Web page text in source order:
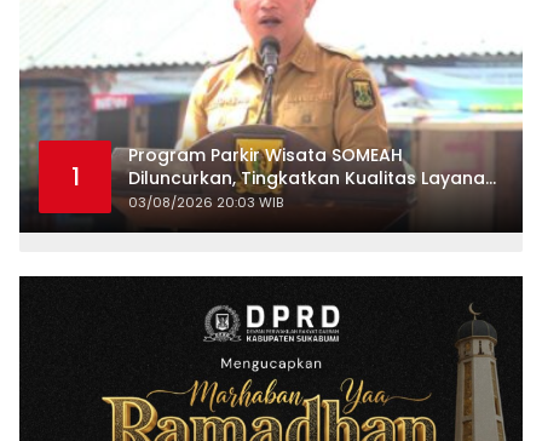
1
Program Parkir Wisata SOMEAH
Diluncurkan, Tingkatkan Kualitas Layanan
Kepariwisataan
03/08/2026 20:03 WIB